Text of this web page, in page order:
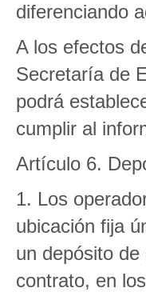
diferenciando
A los efectos
Secretaría de
podrá
cumplir al
Artículo 6.
1. Los
ubicación fija
un depósito
contrato, en